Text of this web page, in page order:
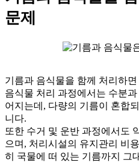
문제
기름과 음식물을 함께 처리하
음식물 처리 과정에서는 수분
어지는데, 다량의 기름이 혼합
니다.
또한 수거 및 운반 과정에서도
으며, 처리시설의 유지관리 비
히 국물에 떠 있는 기름까지 그